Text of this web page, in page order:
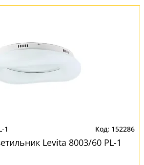
1 152286
Levita 8003/60 PL-1